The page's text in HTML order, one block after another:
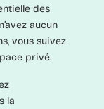
des
aucun
vous suivez
privé.
la